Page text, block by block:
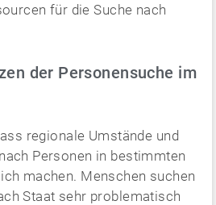
für die Suche nach
der Personensuche im
regionale Umstände und
Personen in bestimmten
machen. Menschen suchen
Staat sehr problematisch